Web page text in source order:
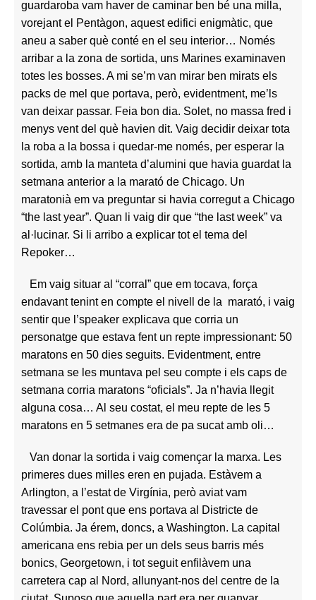
guardaroba vam haver de caminar ben bé una milla,
vorejant el Pentàgon, aquest edifici enigmàtic, que
aneu a saber què conté en el seu interior… Només
arribar a la zona de sortida, uns Marines examinaven
totes les bosses. A mi se’m van mirar ben mirats els
packs de mel que portava, però, evidentment, me’ls
van deixar passar. Feia bon dia. Solet, no massa fred i
menys vent del què havien dit. Vaig decidir deixar tota
la roba a la bossa i quedar-me només, per esperar la
sortida, amb la manteta d’alumini que havia guardat la
setmana anterior a la marató de Chicago. Un
maratonià em va preguntar si havia corregut a Chicago
“the last year”. Quan li vaig dir que “the last week” va
al·lucinar. Si li arribo a explicar tot el tema del
Repoker…
Em vaig situar al “corral” que em tocava, força
endavant tenint en compte el nivell de la marató, i vaig
sentir que l’speaker explicava que corria un
personatge que estava fent un repte impressionant: 50
maratons en 50 dies seguits. Evidentment, entre
setmana se les muntava pel seu compte i els caps de
setmana corria maratons “oficials”. Ja n’havia llegit
alguna cosa… Al seu costat, el meu repte de les 5
maratons en 5 setmanes era de pa sucat amb oli…
Van donar la sortida i vaig començar la marxa. Les
primeres dues milles eren en pujada. Estàvem a
Arlington, a l’estat de Virgínia, però aviat vam
travessar el pont que ens portava al Districte de
Colúmbia. Ja érem, doncs, a Washington. La capital
americana ens rebia per un dels seus barris més
bonics, Georgetown, i tot seguit enfilàvem una
carretera cap al Nord, allunyant-nos del centre de la